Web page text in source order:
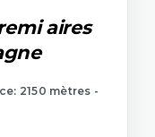
aires
2150 mètres -